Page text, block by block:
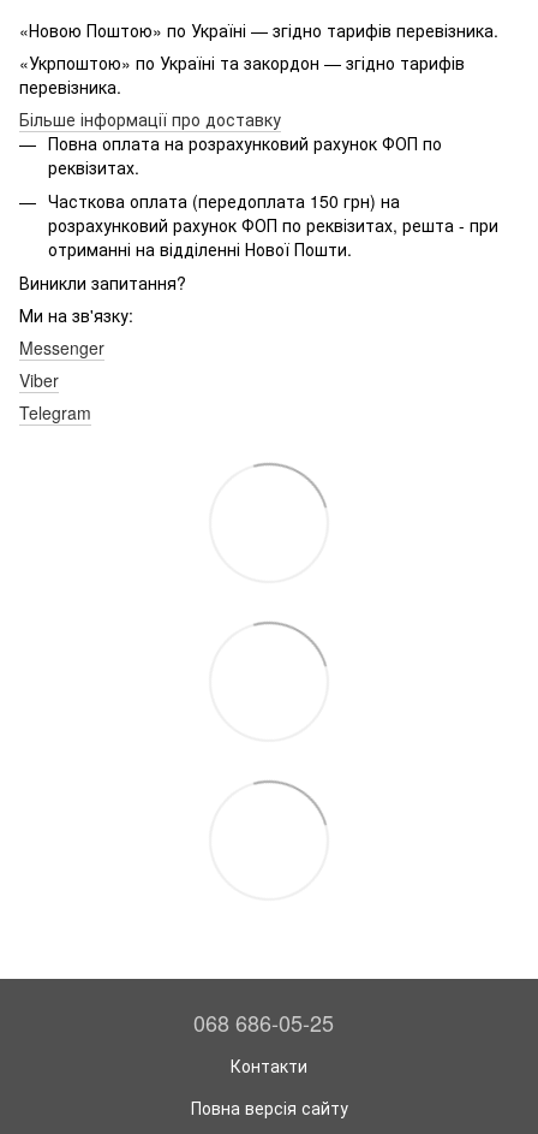
«Новою Поштою» по Україні — згідно тарифів перевізника.
«Укрпоштою» по Україні та закордон — згідно тарифів
перевізника.
Більше інформації про доставку
Повна оплата на розрахунковий рахунок ФОП по
реквізитах.
Часткова оплата (передоплата 150 грн) на
розрахунковий рахунок ФОП по реквізитах, решта - при
отриманні на відділенні Нової Пошти.
Виникли запитання?
Ми на зв'язку:
Messenger
Viber
Telegram
068 686-05-25
Контакти
Повна версія сайту